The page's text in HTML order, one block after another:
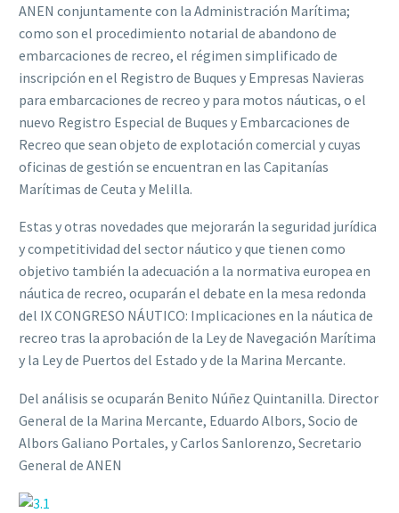
ANEN conjuntamente con la Administración Marítima;
como son el procedimiento notarial de abandono de
embarcaciones de recreo, el régimen simplificado de
inscripción en el Registro de Buques y Empresas Navieras
para embarcaciones de recreo y para motos náuticas, o el
nuevo Registro Especial de Buques y Embarcaciones de
Recreo que sean objeto de explotación comercial y cuyas
oficinas de gestión se encuentran en las Capitanías
Marítimas de Ceuta y Melilla.
Estas y otras novedades que mejorarán la seguridad jurídica
y competitividad del sector náutico y que tienen como
objetivo también la adecuación a la normativa europea en
náutica de recreo, ocuparán el debate en la mesa redonda
del IX CONGRESO NÁUTICO: Implicaciones en la náutica de
recreo tras la aprobación de la Ley de Navegación Marítima
y la Ley de Puertos del Estado y de la Marina Mercante.
Del análisis se ocuparán Benito Núñez Quintanilla. Director
General de la Marina Mercante, Eduardo Albors, Socio de
Albors Galiano Portales, y Carlos Sanlorenzo, Secretario
General de ANEN